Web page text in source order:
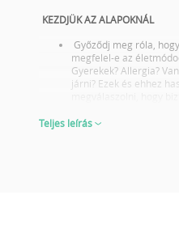
KEZDJÜK AZ ALAPOKNÁL
Győződj meg róla,
megfelel-e az
Gyerekek? Allergia?
járni? Ezek és ehhez
Tájékozódj a választott
Teljes leírás